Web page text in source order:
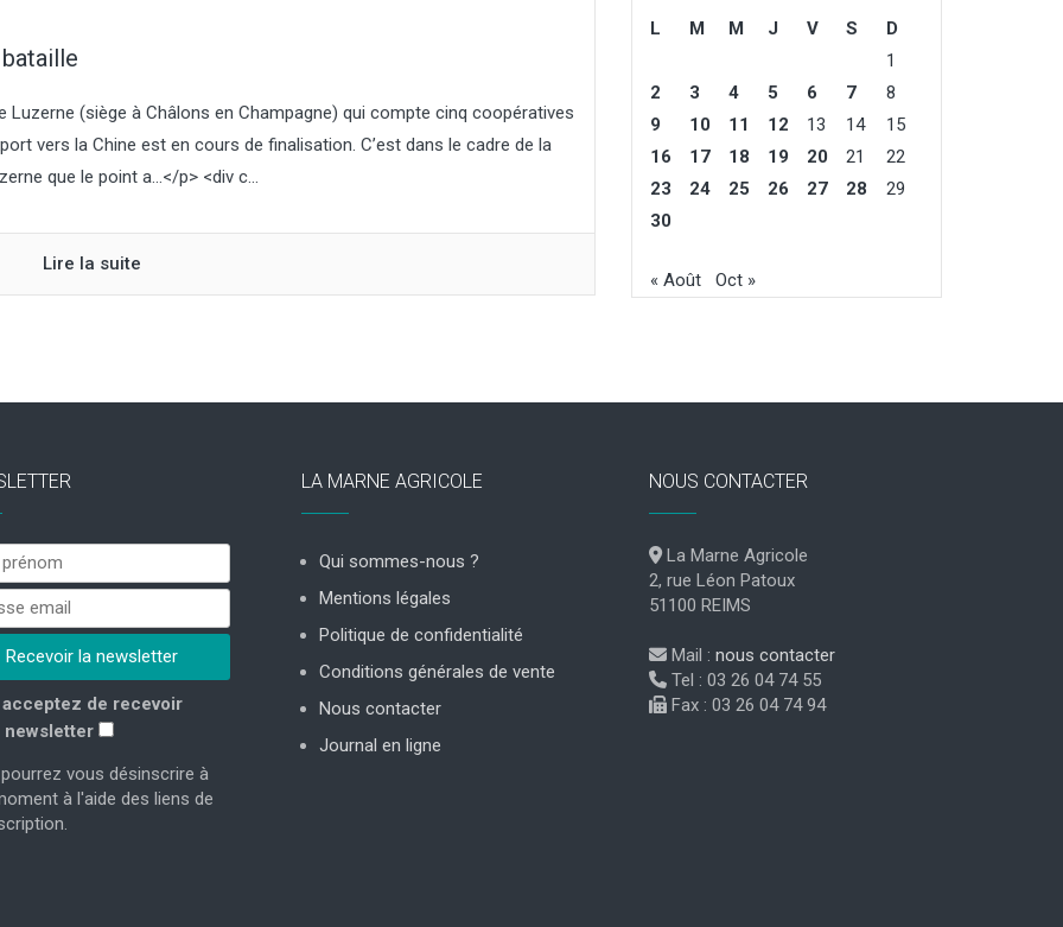
Luzerne (siège à Châlons en Champagne) qui compte cinq coopératives
vers la Chine est en cours de finalisation. C’est dans le cadre de la
que le point a…</p> <div c...
Lire la suite
L
M M J V S
D
1
2
3 4 5 6 7
8
9
10 11 12 13 14
15
16
17 18 19 20 21
22
23
24 25 26 27 28
29
30
« Août Oct »
de recevoir
newsletter
vous désinscrire à
à l'aide des liens de
LA MARNE AGRICOLE
Qui sommes-nous ?
Mentions légales
Politique de confidentialité
Conditions générales de vente
Nous contacter
Journal en ligne
NOUS CONTACTER
La Marne Agricole
2, rue Léon Patoux
51100 REIMS
Mail : nous contacter
Tel : 03 26 04 74 55
Fax : 03 26 04 74 94